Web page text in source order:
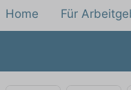
Home Für